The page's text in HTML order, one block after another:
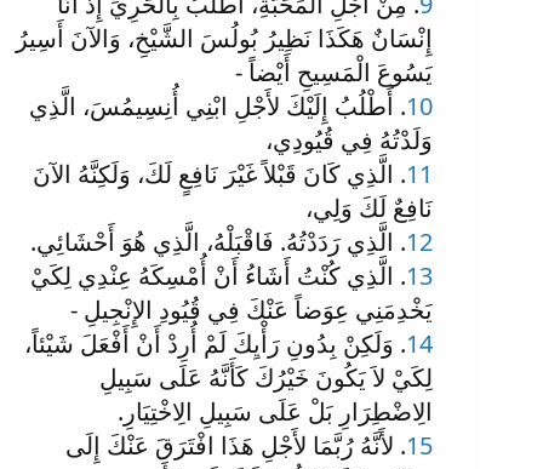
إِنْسَانٌ هَكَذَا نَظِيرُ بُولُسَ الشَّيْخِ، وَالآنَ أَسِيرُ
يَسُوعَ الْمَسِيحِ أَيْضاً -
10. أَطْلُبُ إِلَيْكَ لأَجْلِ ابْنِي أُنِسِيمُسَ، الَّذِي
وَلَدْتُهُ فِي قُيُودِي،
11. الَّذِي كَانَ قَبْلاً غَيْرَ نَافِعٍ لَكَ، وَلَكِنَّهُ الآنَ
نَافِعٌ لَكَ وَلِي،
12. الَّذِي رَدَدْتُهُ. فَاقْبَلْهُ، الَّذِي هُوَ أَحْشَائِي.
13. الَّذِي كُنْتُ أَشَاءُ أَنْ أُمْسِكَهُ عِنْدِي لِكَيْ
يَخْدِمَنِي عِوَضاً عَنْكَ فِي قُيُودِ الإِنْجِيلِ -
14. وَلَكِنْ بِدُونِ رَأْيِكَ لَمْ أُرِدْ أَنْ أَفْعَلَ شَيْئاً،
لِكَيْ لاَ يَكُونَ خَيْرُكَ كَأَنَّهُ عَلَى سَبِيلِ
الِاضْطِرَارِ بَلْ عَلَى سَبِيلِ الِاخْتِيَارِ.
15. لأَنَّهُ رُبَّمَا لأَجْلِ هَذَا افْتَرَقَ عَنْكَ إِلَى